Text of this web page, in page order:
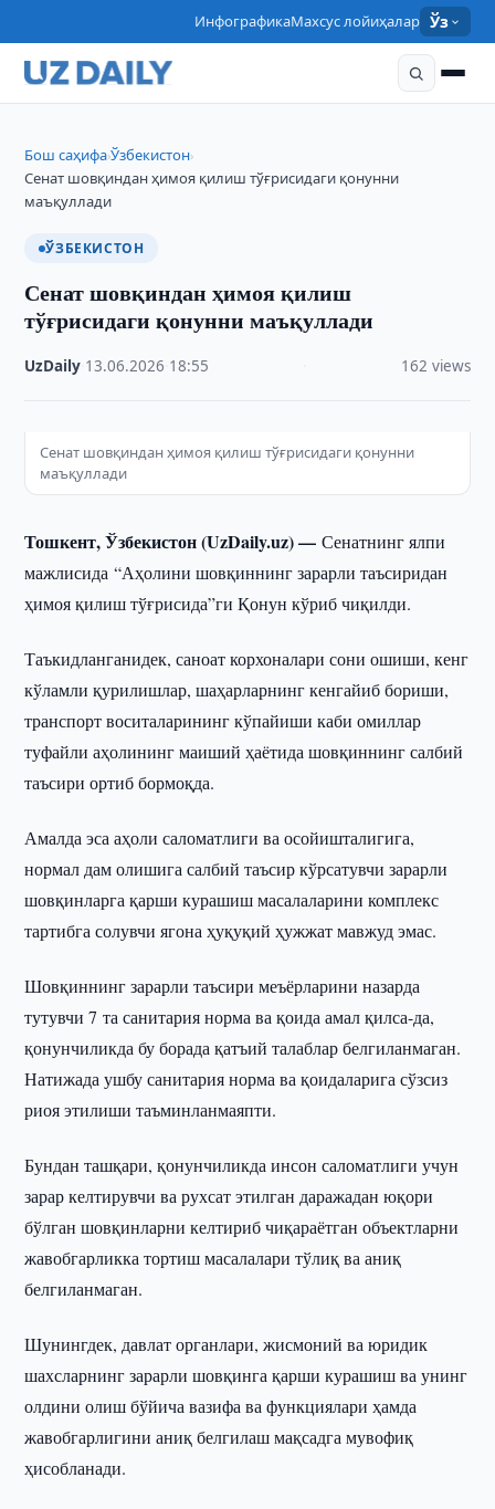
ИнфографикаМахсус лойиҳалар Ўз
Бош саҳифа›Ўзбекистон›
Сенат шовқиндан ҳимоя қилиш тўғрисидаги қонунни
маъқуллади
ЎЗБЕКИСТОН
Сенат шовқиндан ҳимоя қилиш
тўғрисидаги қонунни маъқуллади
UzDaily 13.06.2026 18:55 162 views
Сенат шовқиндан ҳимоя қилиш тўғрисидаги қонунни
маъқуллади
Тошкент, Ўзбекистон (UzDaily.uz) —Сенатнинг ялпи
мажлисида “Аҳолини шовқиннинг зарарли таъсиридан
ҳимоя қилиш тўғрисида”ги Қонун кўриб чиқилди.
Таъкидланганидек, саноат корхоналари сони ошиши, кенг
кўламли қурилишлар, шаҳарларнинг кенгайиб бориши,
транспорт воситаларининг кўпайиши каби омиллар
туфайли аҳолининг маиший ҳаётида шовқиннинг салбий
таъсири ортиб бормоқда.
Амалда эса аҳоли саломатлиги ва осойишталигига,
нормал дам олишига салбий таъсир кўрсатувчи зарарли
шовқинларга қарши курашиш масалаларини комплекс
тартибга солувчи ягона ҳуқуқий ҳужжат мавжуд эмас.
Шовқиннинг зарарли таъсири меъёрларини назарда
тутувчи 7 та санитария норма ва қоида амал қилса-да,
қонунчиликда бу борада қатъий талаблар белгиланмаган.
Натижада ушбу санитария норма ва қоидаларига сўзсиз
риоя этилиши таъминланмаяпти.
Бундан ташқари, қонунчиликда инсон саломатлиги учун
зарар келтирувчи ва рухсат этилган даражадан юқори
бўлган шовқинларни келтириб чиқараётган объектларни
жавобгарликка тортиш масалалари тўлиқ ва аниқ
белгиланмаган.
Шунингдек, давлат органлари, жисмоний ва юридик
шахсларнинг зарарли шовқинга қарши курашиш ва унинг
олдини олиш бўйича вазифа ва функциялари ҳамда
жавобгарлигини аниқ белгилаш мақсадга мувофиқ
ҳисобланади.